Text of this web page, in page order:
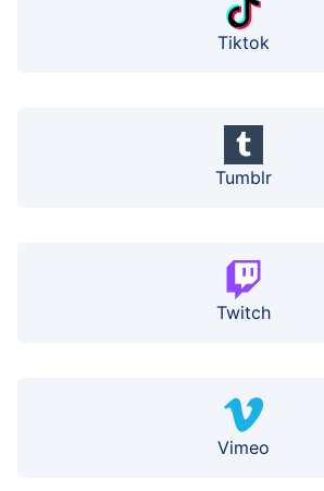
Tiktok
Tumblr
Twitch
Vimeo